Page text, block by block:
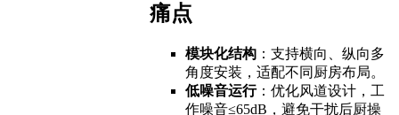
痛点
模块化结构 ：支持横向、纵向多
角度安装，适配不同厨房布局。
低噪音运行：优化风道设计，工
作噪音≤65dB，避免干扰后厨操